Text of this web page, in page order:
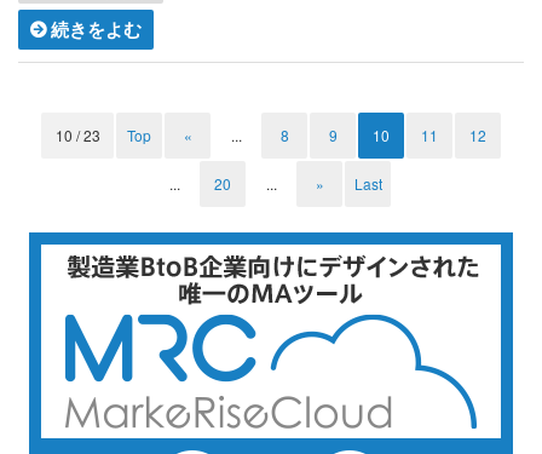
続きをよむ
10 / 23 Top « ... 8 9 10 11 12
... 20 ... » Last